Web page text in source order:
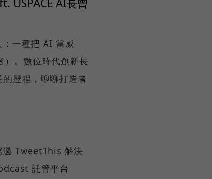
USPACE AI長曾
一種把 AI 當威
。數位時代創新長
歷程，聊聊打造者
TweetThis 解決
託管平台